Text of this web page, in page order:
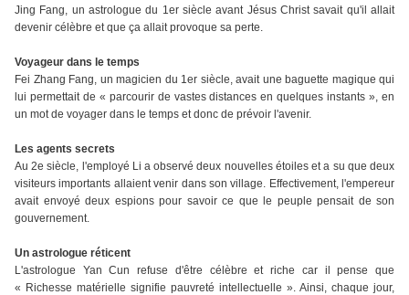
Jing Fang, un astrologue du 1er siècle avant Jésus Christ savait qu'il allait
devenir célèbre et que ça allait provoque sa perte.
Voyageur dans le temps
Fei Zhang Fang, un magicien du 1er siècle, avait une baguette magique qui
lui permettait de « parcourir de vastes distances en quelques instants », en
un mot de voyager dans le temps et donc de prévoir l'avenir.
Les agents secrets
Au 2e siècle, l'employé Li a observé deux nouvelles étoiles et a su que deux
visiteurs importants allaient venir dans son village. Effectivement, l'empereur
avait envoyé deux espions pour savoir ce que le peuple pensait de son
gouvernement.
Un astrologue réticent
L'astrologue Yan Cun refuse d'être célèbre et riche car il pense que
« Richesse matérielle signifie pauvreté intellectuelle ». Ainsi, chaque jour,